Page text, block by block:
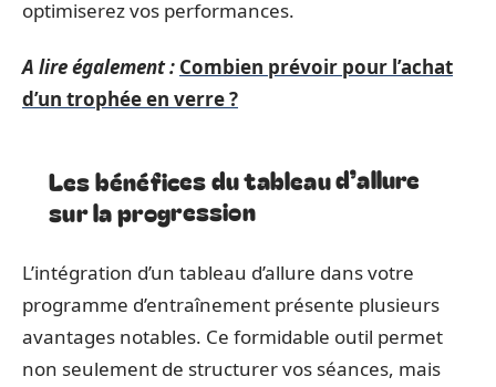
optimiserez vos performances.
A lire également : Combien prévoir pour l’achat
d’un trophée en verre ?
Les bénéfices du tableau d’allure
sur la progression
L’intégration d’un tableau d’allure dans votre
programme d’entraînement présente plusieurs
avantages notables. Ce formidable outil permet
non seulement de structurer vos séances, mais